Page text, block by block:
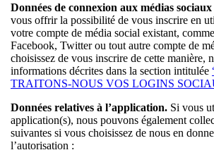
Données de connexion aux médias sociaux
vous offrir la possibilité de vous inscrire en
votre compte de média social existant,
Facebook, Twitter ou tout autre compte de
choisissez de vous inscrire de cette manière,
informations décrites dans la section intitulée
TRAITONS-NOUS VOS LOGINS
Données relatives à l’application. Si vous
application(s), nous pouvons également
suivantes si vous choisissez de nous en
l’autorisation :